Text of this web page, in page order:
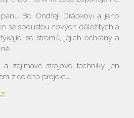
Bc. Ondřeji Drábkovi a jeho
se spoustou nových důležitých a
se stromů, jejich ochrany a
a zajímavé strojové techniky jen
z celého projektu.